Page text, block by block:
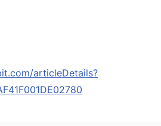
articleDetails?